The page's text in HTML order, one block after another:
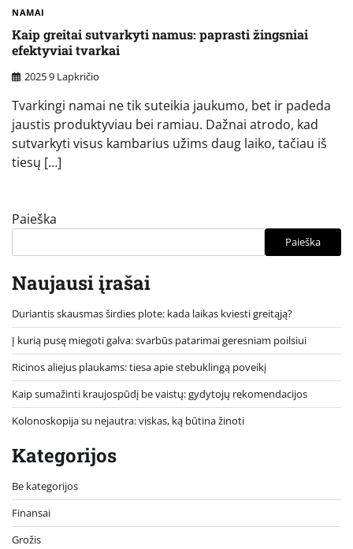
NAMAI
Kaip greitai sutvarkyti namus: paprasti žingsniai
efektyviai tvarkai
2025 9 Lapkričio
Tvarkingi namai ne tik suteikia jaukumo, bet ir padeda
jaustis produktyviau bei ramiau. Dažnai atrodo, kad
sutvarkyti visus kambarius užims daug laiko, tačiau iš
tiesų […]
Paieška
Paieška
Naujausi įrašai
Duriantis skausmas širdies plote: kada laikas kviesti greitąją?
Į kurią pusę miegoti galva: svarbūs patarimai geresniam poilsiui
Ricinos aliejus plaukams: tiesa apie stebuklingą poveikį
Kaip sumažinti kraujospūdį be vaistų: gydytojų rekomendacijos
Kolonoskopija su nejautra: viskas, ką būtina žinoti
Kategorijos
Be kategorijos
Finansai
Grožis